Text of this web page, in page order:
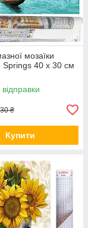
мозаїки
Springs 40 x 30 см
₴
Купити